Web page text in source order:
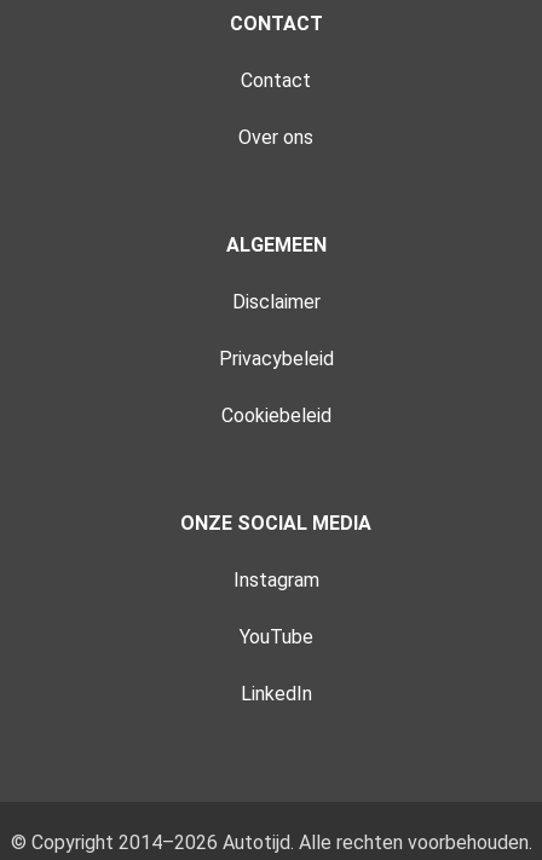
CONTACT
Contact
Over ons
ALGEMEEN
Disclaimer
Privacybeleid
Cookiebeleid
ONZE SOCIAL MEDIA
Instagram
YouTube
LinkedIn
© Copyright 2014–2026 Autotijd. Alle rechten voorbehouden.